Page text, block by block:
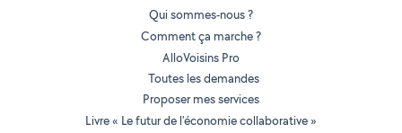
Qui sommes-nous ?
Comment ça marche ?
AlloVoisins Pro
Toutes les demandes
Proposer mes services
Livre « Le futur de l'économie collaborative »